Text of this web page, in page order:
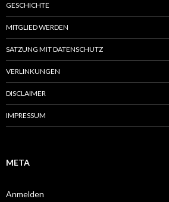
GESCHICHTE
MITGLIED WERDEN
SATZUNG MIT DATENSCHUTZ
VERLINKUNGEN
DISCLAIMER
IMPRESSUM
META
Anmelden